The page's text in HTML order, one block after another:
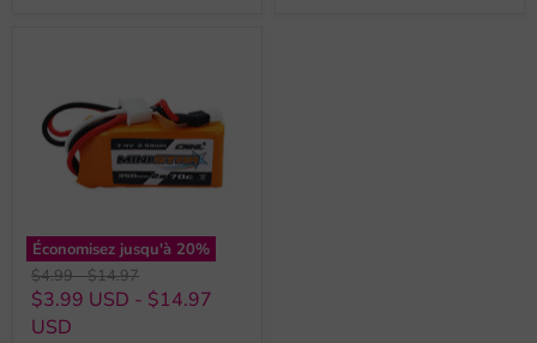
Économisez jusqu'à 20%
Prix
original
$4.99-Prix
original
$14.97
$3.99 USD - $14.97
USD